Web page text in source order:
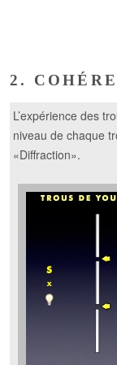
2.
L’expérience des
niveau de chaque
«Diffraction».